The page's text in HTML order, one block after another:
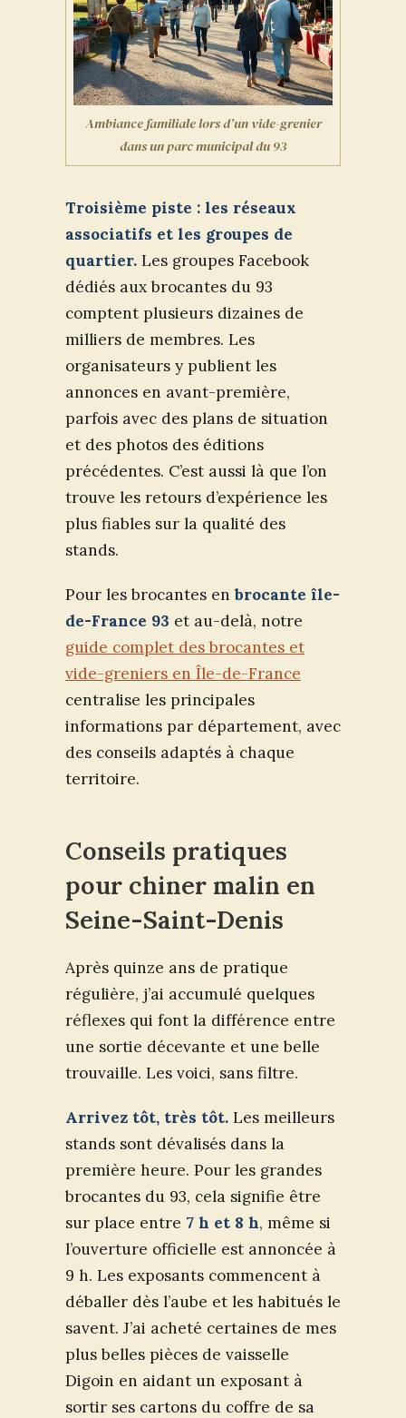
Ambiance familiale lors d’un vide-grenier
dans un parc municipal du 93
Troisième piste : les réseaux
associatifs et les groupes de
quartier. Les groupes Facebook
dédiés aux brocantes du 93
comptent plusieurs dizaines de
milliers de membres. Les
organisateurs y publient les
annonces en avant-première,
parfois avec des plans de situation
et des photos des éditions
précédentes. C’est aussi là que l’on
trouve les retours d’expérience les
plus fiables sur la qualité des
stands.
Pour les brocantes enbrocante île-
de-France 93 et au-delà, notre
guide complet des brocantes et
vide-greniers en Île-de-France
centralise les principales
informations par département, avec
des conseils adaptés à chaque
territoire.
Conseils pratiques
pour chiner malin en
Seine-Saint-Denis
Après quinze ans de pratique
régulière, j’ai accumulé quelques
réflexes qui font la différence entre
une sortie décevante et une belle
trouvaille. Les voici, sans filtre.
Arrivez tôt, très tôt. Les meilleurs
stands sont dévalisés dans la
première heure. Pour les grandes
brocantes du 93, cela signifie être
sur place entre 7 h et 8 h, même si
l’ouverture officielle est annoncée à
9 h. Les exposants commencent à
déballer dès l’aube et les habitués le
savent. J’ai acheté certaines de mes
plus belles pièces de vaisselle
Digoin en aidant un exposant à
sortir ses cartons du coffre de sa